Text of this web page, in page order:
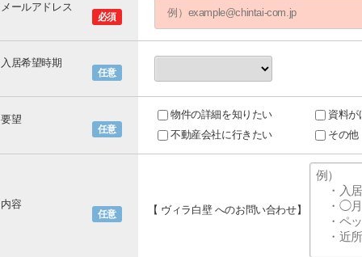
必須
メールアドレス
任意
入居希望時期
任意
要望 物件の詳細を知りたい 資料が
不動産会社に行きたい
その他
任意
内容 【 ヴィラ白壁 へのお問い合わせ】